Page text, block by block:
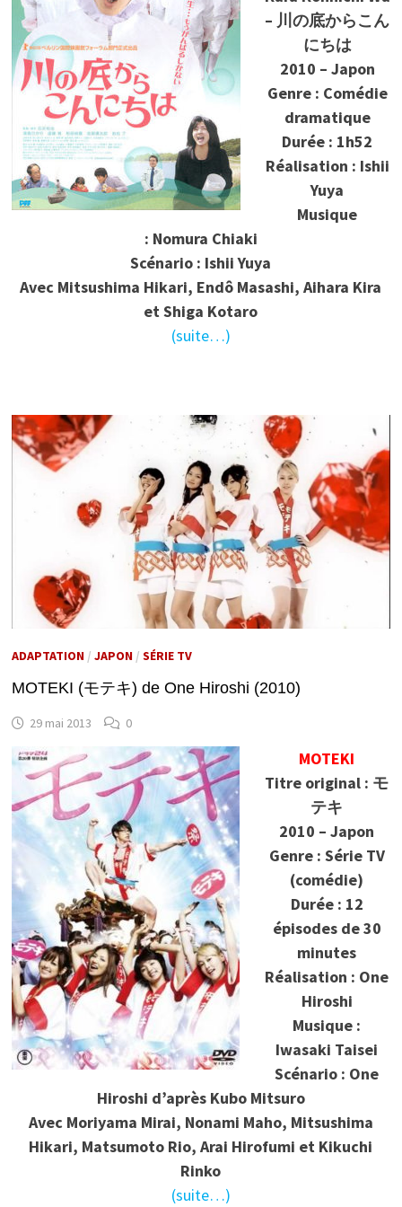
– 川の底からこん
にちは
2010 – Japon
Genre : Comédie
dramatique
Durée : 1h52
Réalisation : Ishii
Yuya
Musique
: Nomura Chiaki
Scénario : Ishii Yuya
Avec Mitsushima Hikari, Endô Masashi, Aihara Kira
et Shiga Kotaro
(suite…)
ADAPTATION/ JAPON/ SÉRIE TV
MOTEKI (モテキ) de One Hiroshi (2010)
29 mai 2013 0
MOTEKI
Titre original : モ
テキ
2010 – Japon
Genre : Série TV
(comédie)
Durée : 12
épisodes de 30
minutes
Réalisation : One
Hiroshi
Musique :
Iwasaki Taisei
Scénario : One
Hiroshi d’après Kubo Mitsuro
Avec Moriyama Mirai, Nonami Maho, Mitsushima
Hikari, Matsumoto Rio, Arai Hirofumi et Kikuchi
Rinko
(suite…)